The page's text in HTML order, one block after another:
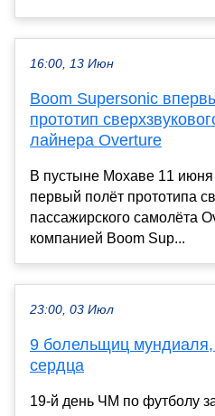
16:00, 13 Июн
Boom Supersonic
прототип
лайнера Overture
В пустыне Мохаве 11 июня
первый полёт прототипа
пассажирского самолёта
компанией Boom Sup...
23:00, 03 Июл
9 болельщиц
сердца
19-й день ЧМ по футболу